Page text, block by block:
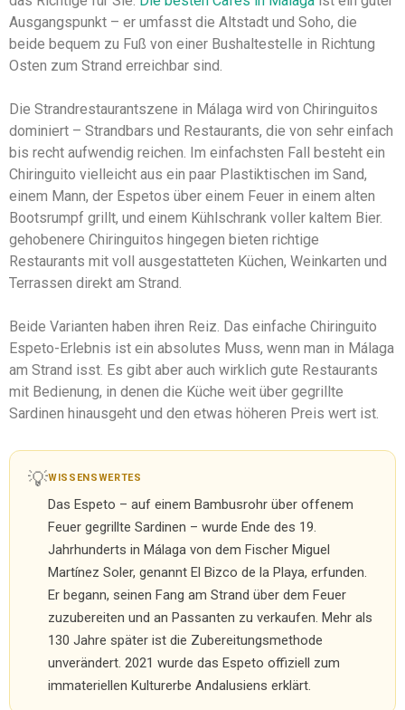
Ausgangspunkt – er umfasst die Altstadt und Soho, die
beide bequem zu Fuß von einer Bushaltestelle in Richtung
Osten zum Strand erreichbar sind.
Die Strandrestaurantszene in Málaga wird von Chiringuitos
dominiert – Strandbars und Restaurants, die von sehr einfach
bis recht aufwendig reichen. Im einfachsten Fall besteht ein
Chiringuito vielleicht aus ein paar Plastiktischen im Sand,
einem Mann, der Espetos über einem Feuer in einem alten
Bootsrumpf grillt, und einem Kühlschrank voller kaltem Bier.
gehobenere Chiringuitos hingegen bieten richtige
Restaurants mit voll ausgestatteten Küchen, Weinkarten und
Terrassen direkt am Strand.
Beide Varianten haben ihren Reiz. Das einfache Chiringuito
Espeto-Erlebnis ist ein absolutes Muss, wenn man in Málaga
am Strand isst. Es gibt aber auch wirklich gute Restaurants
mit Bedienung, in denen die Küche weit über gegrillte
Sardinen hinausgeht und den etwas höheren Preis wert ist.
💡WISSENSWERTES
Das Espeto – auf einem Bambusrohr über offenem
Feuer gegrillte Sardinen – wurde Ende des 19.
Jahrhunderts in Málaga von dem Fischer Miguel
Martínez Soler, genannt El Bizco de la Playa, erfunden.
Er begann, seinen Fang am Strand über dem Feuer
zuzubereiten und an Passanten zu verkaufen. Mehr als
130 Jahre später ist die Zubereitungsmethode
unverändert. 2021 wurde das Espeto offiziell zum
immateriellen Kulturerbe Andalusiens erklärt.